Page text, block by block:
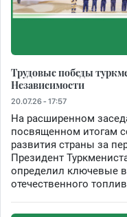
Трудовые победы
Независимости
20.07.26 - 17:57
На расширенном
посвященном итогам
развития страны за
Президент
определил ключевые
отечественного